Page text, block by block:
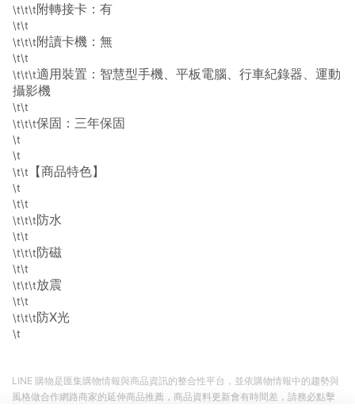
\t\t\t附轉接卡：有
\t\t
\t\t\t附讀卡機：無
\t\t
\t\t\t適用裝置：智慧型手機、平板電腦、行車紀錄器、運動
攝影機
\t\t
\t\t\t保固：三年保固
\t
\t
\t\t
【商品特色】
\t
\t\t
\t\t\t防水
\t\t
\t\t\t防磁
\t\t
\t\t\t放震
\t\t
\t\t\t防X光
\t
LINE 購物是匯集購物情報與商品資訊的整合性平台，並依購物情報中的趨勢與
風格做合作網路商家的延伸商品推薦，商品資料更新會有時間差，請務必點擊